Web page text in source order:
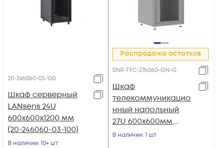
20-246060-03-100
Шкаф серверный
LANsens 24U
600x600x1200 мм
(20-246060-03-100)
В наличии: 10+ шт
Распродажа остатков
SNR-TFC-276060-GN-G
Шкаф
телекоммуникацио
нный напольный
27U 600x600мм,
серия TFC (SNR-TFC-
В наличии: 1 шт